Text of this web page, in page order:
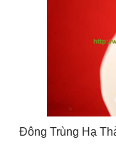
Đông Trùng Hạ